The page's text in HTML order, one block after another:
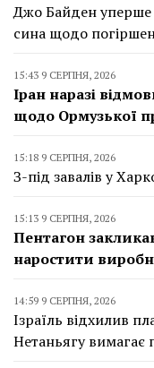
Джо Байден уперше
сина щодо
15:43 9 СЕРПНЯ, 2026
Іран наразі
щодо Ормузької
15:18 9 СЕРПНЯ, 2026
З-під завалів у
15:13 9 СЕРПНЯ, 2026
Пентагон
наростити
14:59 9 СЕРПНЯ, 2026
Ізраїль відхилив
Нетаньягу